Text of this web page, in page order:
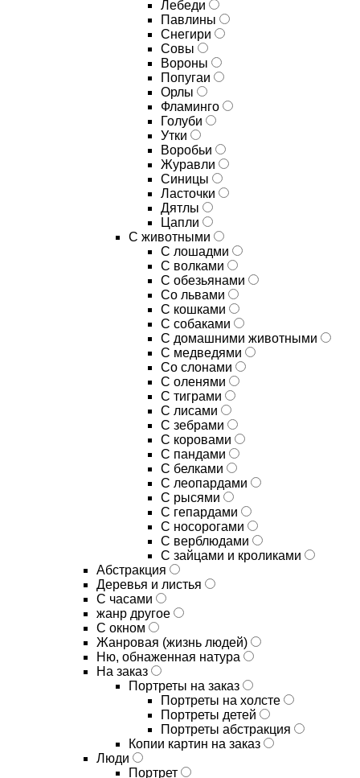
Лебеди
Павлины
Снегири
Совы
Вороны
Попугаи
Орлы
Фламинго
Голуби
Утки
Воробьи
Журавли
Синицы
Ласточки
Дятлы
Цапли
С животными
С лошадми
С волками
С обезьянами
Со львами
С кошками
С собаками
С домашними животными
С медведями
Со слонами
С оленями
С тиграми
С лисами
С зебрами
С коровами
С пандами
С белками
С леопардами
С рысями
С гепардами
С носорогами
С верблюдами
С зайцами и кроликами
Абстракция
Деревья и листья
С часами
жанр другое
С окном
Жанровая (жизнь людей)
Ню, обнаженная натура
На заказ
Портреты на заказ
Портреты на холсте
Портреты детей
Портреты абстракция
Копии картин на заказ
Люди
Портрет